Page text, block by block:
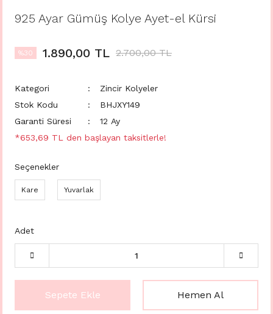
925 Ayar Gümüş Kolye Ayet-el Kürsi
%30 1.890,00 TL 2.700,00 TL
Kategori
Zincir Kolyeler
Stok Kodu
BHJXY149
Garanti Süresi
12 Ay
*653,69 TL den başlayan taksitlerle!
Seçenekler
Kare Yuvarlak
Adet
Sepete Ekle Hemen Al